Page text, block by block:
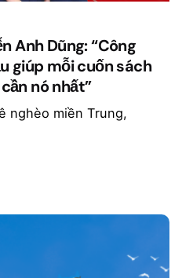
Anh Dũng: “Công
giúp mỗi cuốn sách
nó nhất”
nghèo miền Trung,